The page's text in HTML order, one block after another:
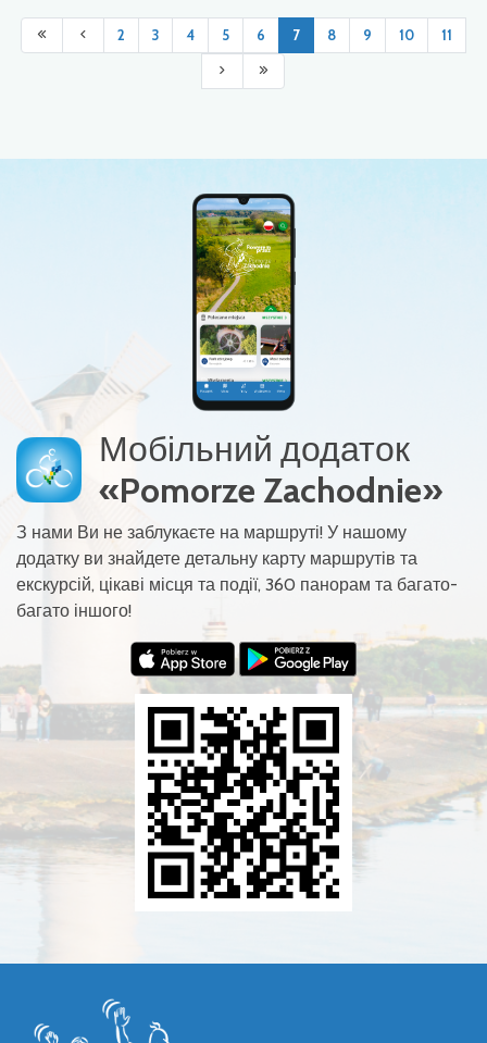
2 3 4 5 6 7 8 9 10 11
Мобільний додаток
«Pomorze Zachodnie»
З нами Ви не заблукаєте на маршруті! У нашому
додатку ви знайдете детальну карту маршрутів та
екскурсій, цікаві місця та події, 360 панорам та багато-
багато іншого!